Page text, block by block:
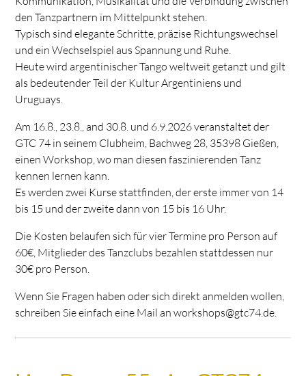
den Tanzpartnern im Mittelpunkt stehen.
Typisch sind elegante Schritte, präzise Richtungswechsel
und ein Wechselspiel aus Spannung und Ruhe.
Heute wird argentinischer Tango weltweit getanzt und gilt
als bedeutender Teil der Kultur Argentiniens und
Uruguays.
Am 16.8., 23.8., and 30.8. und 6.9.2026 veranstaltet der
GTC 74 in seinem Clubheim, Bachweg 28, 35398 Gießen,
einen Workshop, wo man diesen faszinierenden Tanz
kennen lernen kann.
Es werden zwei Kurse stattfinden, der erste immer von 14
bis 15 und der zweite dann von 15 bis 16 Uhr.
Die Kosten belaufen sich für vier Termine pro Person auf
60€, Mitglieder des Tanzclubs bezahlen stattdessen nur
30€ pro Person.
Wenn Sie Fragen haben oder sich direkt anmelden wollen,
schreiben Sie einfach eine Mail an workshops@gtc74.de.